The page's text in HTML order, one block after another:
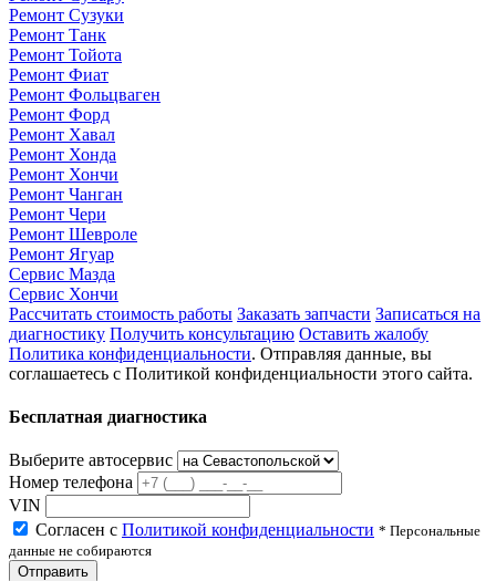
Ремонт Сузуки
Ремонт Танк
Ремонт Тойота
Ремонт Фиат
Ремонт Фольцваген
Ремонт Форд
Ремонт Хавал
Ремонт Хонда
Ремонт Хончи
Ремонт Чанган
Ремонт Чери
Ремонт Шевроле
Ремонт Ягуар
Сервис Мазда
Сервис Хончи
Рассчитать стоимость работы Заказать запчасти Записаться на
диагностику Получить консультацию Оставить жалобу
Политика конфиденциальности. Отправляя данные, вы
соглашаетесь с Политикой конфиденциальности этого сайта.
Бесплатная диагностика
Выберите автосервис
Номер телефона
VIN
Согласен с Политикой конфиденциальности * Персональные
данные не собираются
Отправить